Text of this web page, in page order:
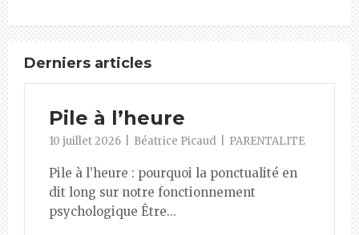
Derniers articles
Pile à l’heure
10 juillet 2026 Béatrice Picaud PARENTALITE
Pile à l’heure : pourquoi la ponctualité en
dit long sur notre fonctionnement
psychologique Être...